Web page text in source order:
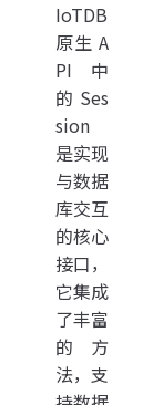
IoTDB
原生 A
PI 中
的 Ses
sion
是实现
与数据
库交互
的核心
接口，
它集成
了丰富
的方
法，支